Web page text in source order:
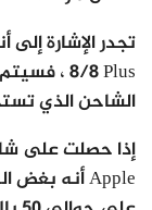
الشاحن الذي